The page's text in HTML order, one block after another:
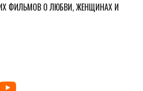
ФИЛЬМОВ О ЛЮБВИ, ЖЕНЩИНАХ И